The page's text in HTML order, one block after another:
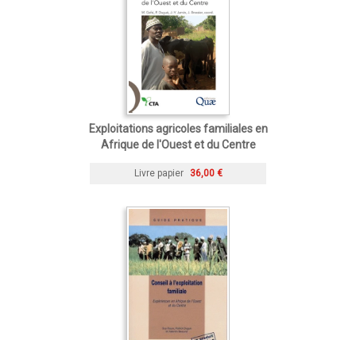
Exploitations agricoles familiales en
Afrique de l'Ouest et du Centre
Livre papier 36,00 €